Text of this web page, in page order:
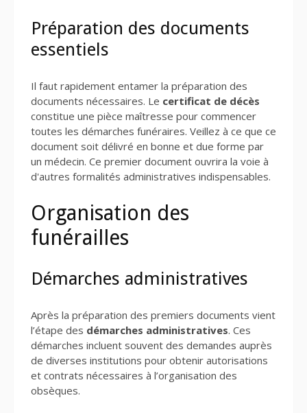
Préparation des documents
essentiels
Il faut rapidement entamer la préparation des
documents nécessaires. Le certificat de décès
constitue une pièce maîtresse pour commencer
toutes les démarches funéraires. Veillez à ce que ce
document soit délivré en bonne et due forme par
un médecin. Ce premier document ouvrira la voie à
d'autres formalités administratives indispensables.
Organisation des
funérailles
Démarches administratives
Après la préparation des premiers documents vient
l’étape des démarches administratives. Ces
démarches incluent souvent des demandes auprès
de diverses institutions pour obtenir autorisations
et contrats nécessaires à l’organisation des
obsèques.